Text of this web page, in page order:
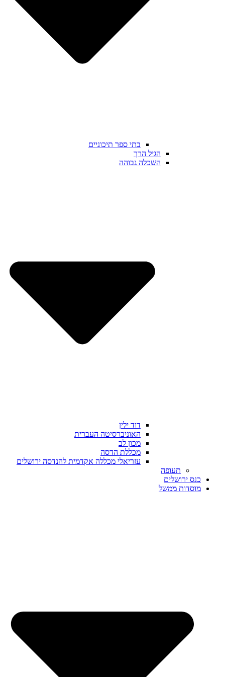
בתי ספר תיכוניים
הגיל הרך
השכלה גבוהה
דוד ילין
האוניברסיטה העברית
מכון לב
מכללת הדסה
עזריאלי מכללה אקדמית להנדסה ירושלים
תעופה
כנס ירושלים
מוסדות ממשל